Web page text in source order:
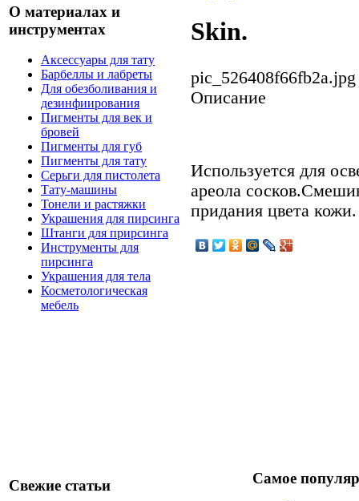
О материалах и
инструментах
Аксессуары для тату
Барбеллы и лабреты
Для обезболивания и
дезинфиирования
Пигменты для век и
бровей
Пигменты для губ
Пигменты для тату
Серьги для пистолета
Тату-машины
Тонели и растяжки
Украшения для пирсинга
Штанги для прирсинга
Инструменты для
пирсинга
Украшения для тела
Косметологическая
мебель
Skin.
pic_526408f66fb2a.jpg
Описание
Используется для
ареола
придания цвета кожи.
Свежие статьи Самое